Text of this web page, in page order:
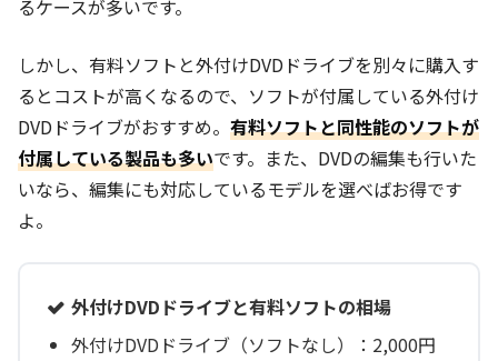
るケースが多いです。
しかし、有料ソフトと外付けDVDドライブを別々に購入す
るとコストが高くなるので、ソフトが付属している外付け
DVDドライブがおすすめ。 有料ソフトと同性能のソフトが
付属している製品も多いです。また、DVDの編集も行いた
いなら、編集にも対応しているモデルを選べばお得です
よ。
外付けDVDドライブと有料ソフトの相場
外付けDVDドライブ（ソフトなし）：2,000円